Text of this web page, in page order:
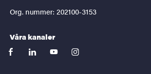
Org. nummer: 202100-3153
Våra kanaler
facebooklinkedinyoutubeinstagram